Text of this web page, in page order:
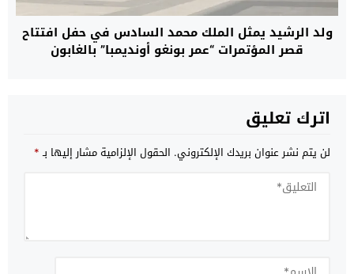
ولد الرشيد يمثل الملك محمد السادس في حفل افتتاح
قصر المؤتمرات “عمر بونغو أونديمبا” بالغابون
اترك تعليق
لن يتم نشر عنوان بريدك الإلكتروني. الحقول الإلزامية مشار إليها بـ*